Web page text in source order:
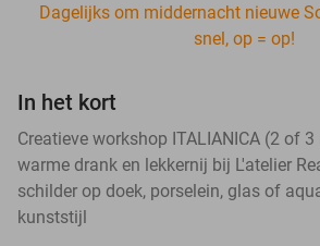
Dagelijks om middernacht nieuwe
snel, op = op!
In het kort
Creatieve workshop ITALIANICA (2 of
warme drank en lekkernij bij L'atelier
schilder op doek, porselein, glas of
kunststijl